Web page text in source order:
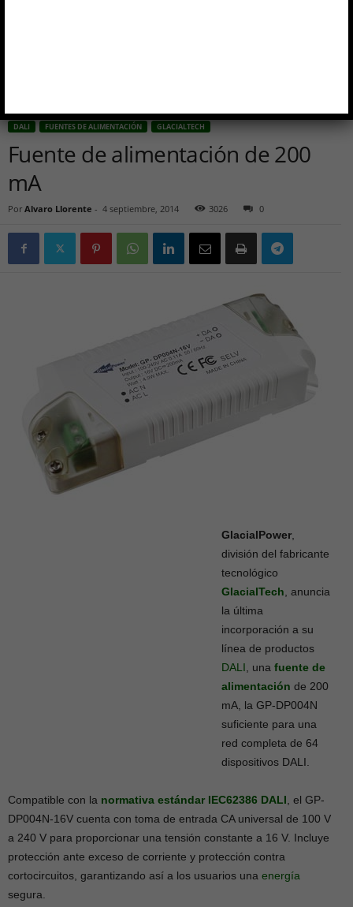
DALI FUENTES DE ALIMENTACIÓN GLACIALTECH
Fuente de alimentación de 200
mA
Por Alvaro Llorente - 4 septiembre, 2014 3026 0
GlacialPower
división del fabricante
tecnológico
GlacialTech , anuncia
la última
incorporación a su
línea de productos
DALI , una fuente de
alimentación de 200
mA, la GP-DP004N
suficiente para una
red completa de 64
dispositivos DALI.
Compatible con la normativa estándar IEC62386 DALI , el GP-
DP004N-16V cuenta con toma de entrada CA universal de 100 V
a 240 V para proporcionar una tensión constante a 16 V. Incluye
protección ante exceso de corriente y protección contra
cortocircuitos, garantizando así a los usuarios una energía
segura.